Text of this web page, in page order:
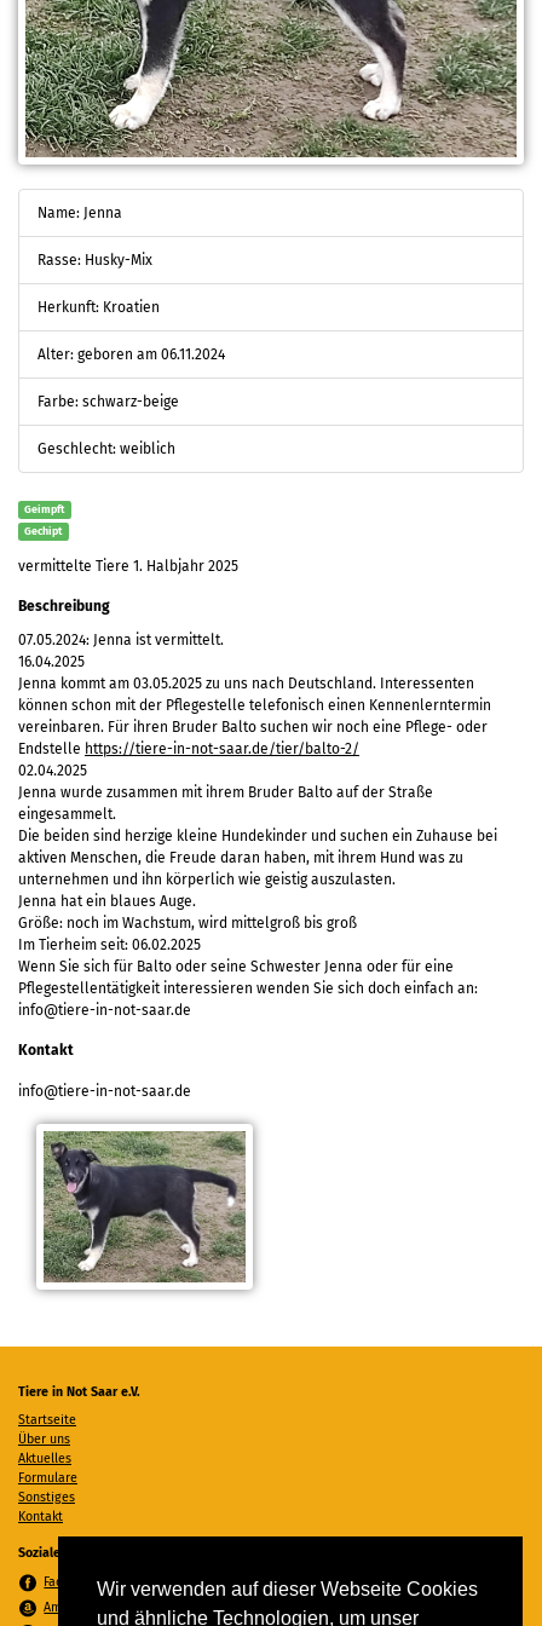
Wir verwenden auf dieser Webseite Cookies
und ähnliche Technologien, um unser
Name: Jenna
Rasse: Husky-Mix
Herkunft: Kroatien
Alter: geboren am 06.11.2024
Farbe: schwarz-beige
Geschlecht: weiblich
Geimpft
Gechipt
vermittelte Tiere 1. Halbjahr 2025
Beschreibung
07.05.2024: Jenna ist vermittelt.
16.04.2025
Jenna kommt am 03.05.2025 zu uns nach Deutschland. Interessenten
können schon mit der Pflegestelle telefonisch einen Kennenlerntermin
vereinbaren. Für ihren Bruder Balto suchen wir noch eine Pflege- oder
Endstelle https://tiere-in-not-saar.de/tier/balto-2/
02.04.2025
Jenna wurde zusammen mit ihrem Bruder Balto auf der Straße
eingesammelt.
Die beiden sind herzige kleine Hundekinder und suchen ein Zuhause bei
aktiven Menschen, die Freude daran haben, mit ihrem Hund was zu
unternehmen und ihn körperlich wie geistig auszulasten.
Jenna hat ein blaues Auge.
Größe: noch im Wachstum, wird mittelgroß bis groß
Im Tierheim seit: 06.02.2025
Wenn Sie sich für Balto oder seine Schwester Jenna oder für eine
Pflegestellentätigkeit interessieren wenden Sie sich doch einfach an:
info@tiere-in-not-saar.de
Kontakt
info@tiere-in-not-saar.de
Tiere in Not Saar e.V.
Startseite
Über uns
Aktuelles
Formulare
Sonstiges
Kontakt
Soziale Medien
Facebook
Amazon Wunschzettel